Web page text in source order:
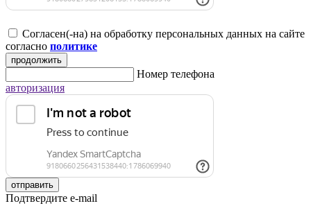
Согласен(-на) на обработку персональных данных на сайте
согласно политике
продолжить
Номер телефона
авторизация
отправить
Подтвердите e-mail